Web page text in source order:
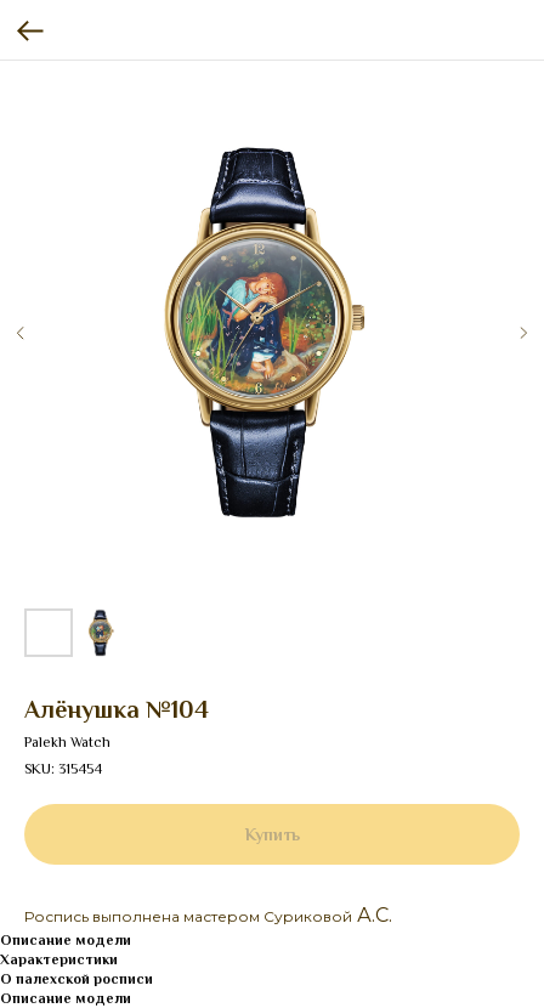
Алёнушка №104
Palekh Watch
SKU: 315454
Купить
Роспись выполнена мастером Суриковой А.С.
Описание модели
Характеристики
О палехской росписи
Описание модели